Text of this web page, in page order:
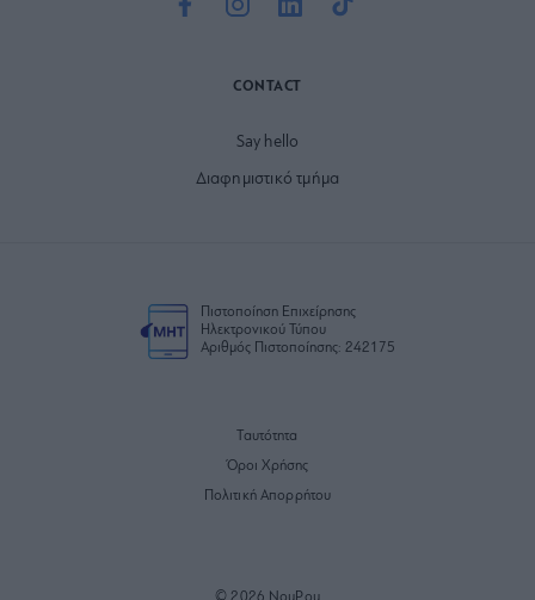
CONTACT
Say hello
Διαφημιστικό τμήμα
Πιστοποίηση Επιχείρησης
Ηλεκτρονικού Τύπου
Αριθμός Πιστοποίησης: 242175
Ταυτότητα
Όροι Χρήσης
Πολιτική Απορρήτου